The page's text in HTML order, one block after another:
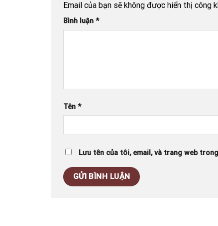
Email của bạn sẽ không được hiển thị công
Bình luận *
Tên *
Lưu tên của tôi, email, và trang web